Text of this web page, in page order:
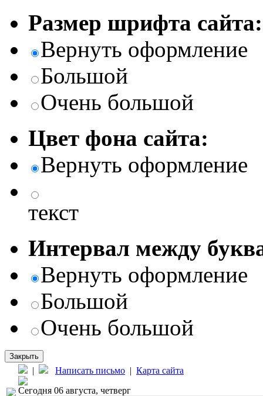
Размер шрифта сайта:
Вернуть оформление
Большой
Очень большой
Цвет фона сайта:
Вернуть оформление
текст
Интервал между
Вернуть оформление
Большой
Очень большой
Закрыть
| Написать письмо | Карта сайта
Сегодня 06 августа, четверг